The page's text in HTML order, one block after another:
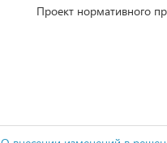
Проект нормативного